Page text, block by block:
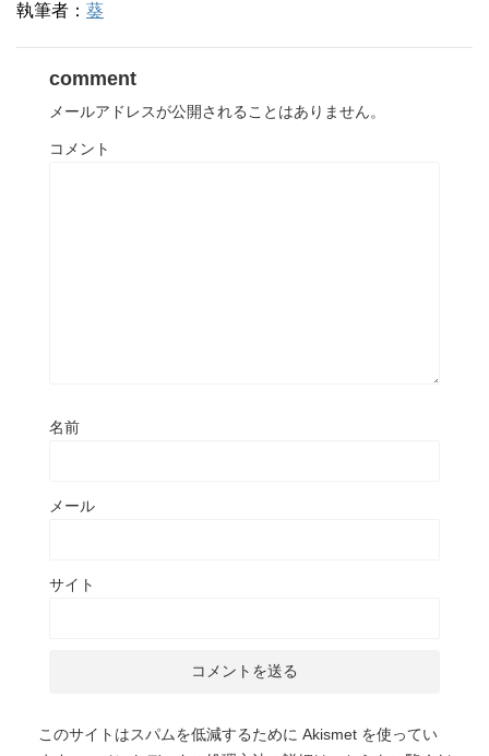
執筆者： 葵
comment
メールアドレスが公開されることはありません。
コメント
名前
メール
サイト
このサイトはスパムを低減するために Akismet を使ってい